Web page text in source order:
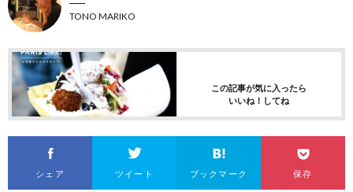
TONO MARIKO
この記事が気に入ったら
いいね！してね
シェア ツイート ブックマーク 保存